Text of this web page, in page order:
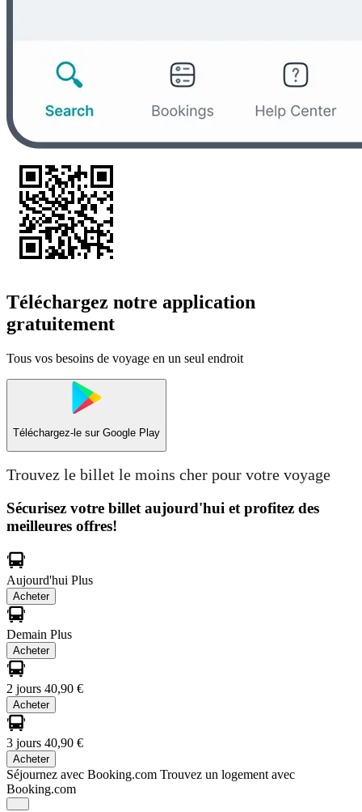
Téléchargez notre application
gratuitement
Tous vos besoins de voyage en un seul endroit
Téléchargez-le sur Google Play
Trouvez le billet le moins cher pour votre voyage
Sécurisez votre billet aujourd'hui et profitez des
meilleures offres!
Aujourd'hui Plus
Acheter
Demain Plus
Acheter
2 jours 40,90 €
Acheter
3 jours 40,90 €
Acheter
Séjournez avec Booking.com Trouvez un logement avec
Booking.com